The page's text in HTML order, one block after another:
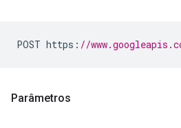
POST https : //
Parâmetros